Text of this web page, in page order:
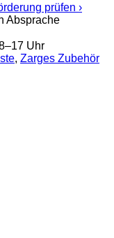
prüfen ›
Absprache
Uhr
, Zarges Zubehör